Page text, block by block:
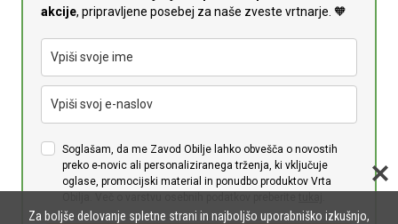
akcije, pripravljene posebej za naše zveste vrtnarje. 🧡
Soglašam, da me Zavod Obilje lahko obvešča o novostih
preko e-novic ali personaliziranega trženja, ki vključuje
oglase, promocijski material in ponudbo produktov Vrta
Za boljše delovanje spletne strani in najboljšo uporabniško izkušnjo,